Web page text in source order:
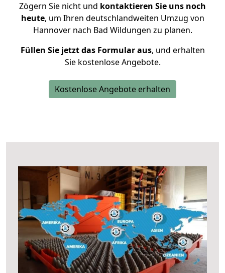
Zögern Sie nicht und kontaktieren Sie uns noch
heute, um Ihren deutschlandweiten Umzug von
Hannover nach Bad Wildungen zu planen.
Füllen Sie jetzt das Formular aus, und erhalten
Sie kostenlose Angebote.
Kostenlose Angebote erhalten